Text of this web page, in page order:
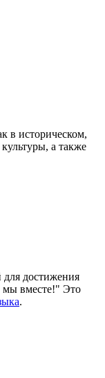
в историческом,
а также
для достижения
мы вместе!" Это
.